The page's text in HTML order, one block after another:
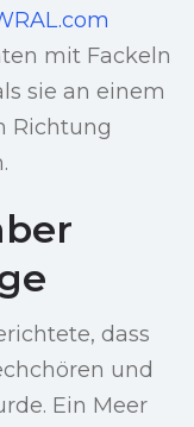
mit Fackeln
sie an einem
Richtung
dass
und
Ein Meer